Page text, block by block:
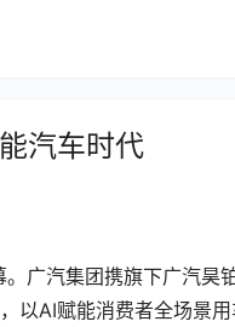
汽车时代
广汽集团携旗下广汽昊
以AI赋能消费者全场景